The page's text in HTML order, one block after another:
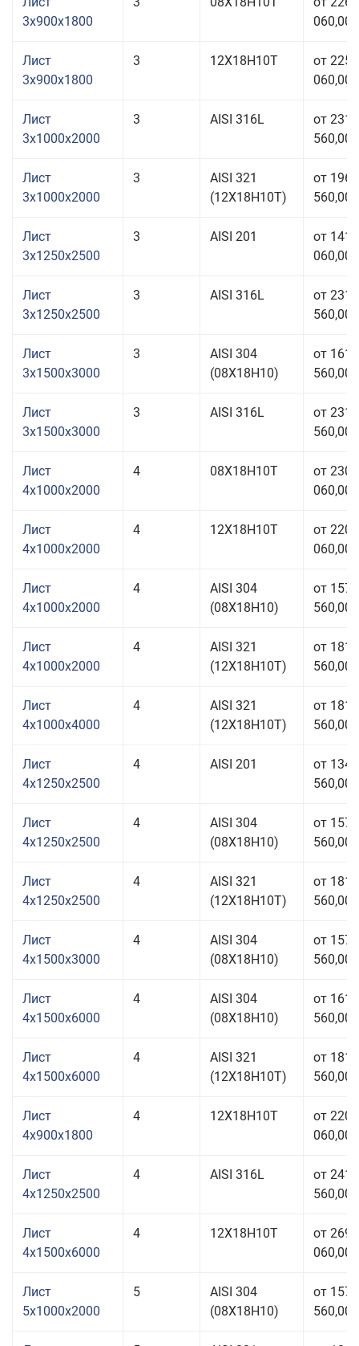
3x900x1800
060,00
Лист
3x900x1800
3 12Х18Н10Т
от 225
060,00
Лист
3x1000x2000
3 AISI 316L
от 231
560,00
Лист
3x1000x2000
3
AISI 321
(12Х18Н10Т)
от 196
560,00
Лист
3x1250x2500
3 AISI 201
от 141
060,00
Лист
3x1250x2500
3 AISI 316L
от 231
560,00
Лист
3x1500x3000
3
AISI 304
(08Х18Н10)
от 161
560,00
Лист
3x1500x3000
3 AISI 316L
от 231
560,00
Лист
4x1000x2000
4 08Х18Н10Т
от 230
060,00
Лист
4x1000x2000
4 12Х18Н10Т
от 220
060,00
Лист
4x1000x2000
4
AISI 304
(08Х18Н10)
от 157
560,00
Лист
4x1000x2000
4
AISI 321
(12Х18Н10Т)
от 181
560,00
Лист
4x1000x4000
4
AISI 321
(12Х18Н10Т)
от 181
560,00
Лист
4x1250x2500
4 AISI 201
от 134
560,00
Лист
4x1250x2500
4
AISI 304
(08Х18Н10)
от 157
560,00
Лист
4x1250x2500
4
AISI 321
(12Х18Н10Т)
от 181
560,00
Лист
4x1500x3000
4
AISI 304
(08Х18Н10)
от 157
560,00
Лист
4x1500x6000
4
AISI 304
(08Х18Н10)
от 161
560,00
Лист
4x1500x6000
4
AISI 321
(12Х18Н10Т)
от 181
560,00
Лист
4x900x1800
4 12Х18Н10Т
от 220
060,00
Лист
4x1250x2500
4 AISI 316L
от 241
560,00
Лист
4x1500x6000
4 12Х18Н10Т
от 269
060,00
Лист
5x1000x2000
5
AISI 304
(08Х18Н10)
от 157
560,00